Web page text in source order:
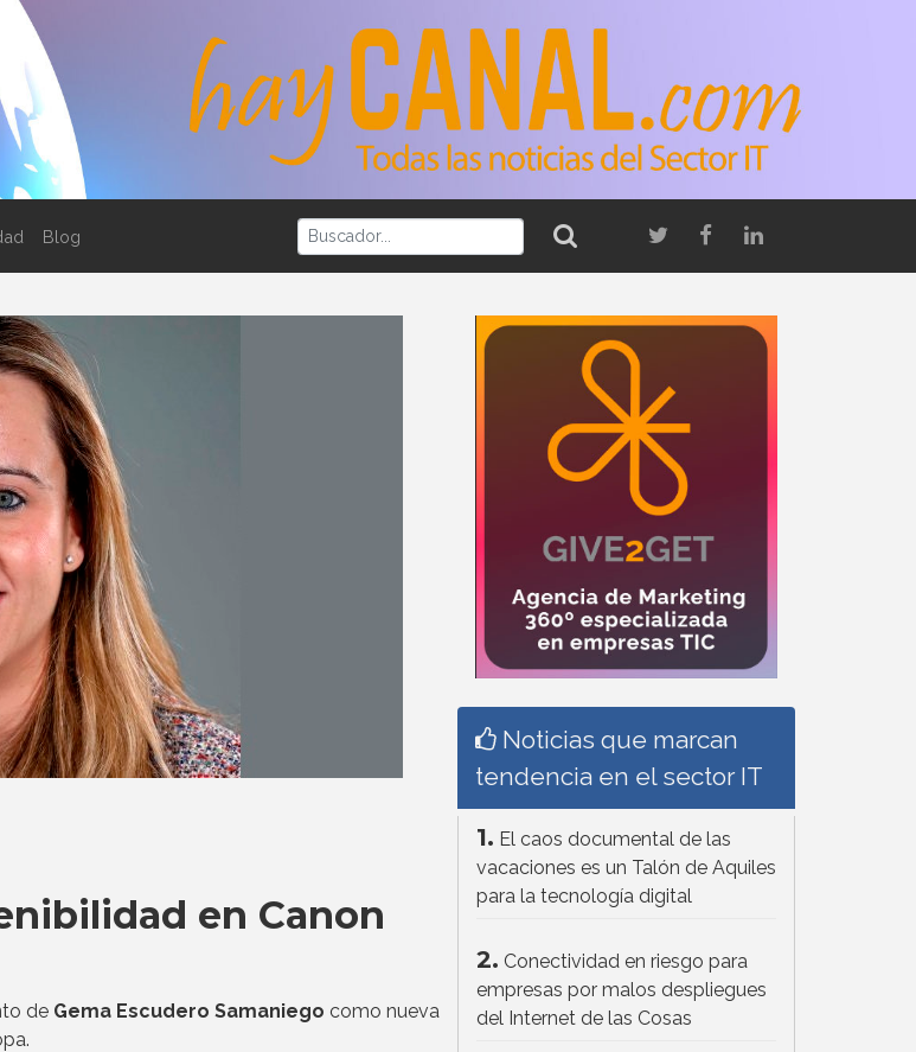
Blog
en Canon
de Gema Escudero Samaniego como nueva
Noticias que marcan
tendencia en el sector IT
1. El caos documental de las
vacaciones es un Talón de Aquiles
para la tecnología digital
2. Conectividad en riesgo para
empresas por malos despliegues
del Internet de las Cosas